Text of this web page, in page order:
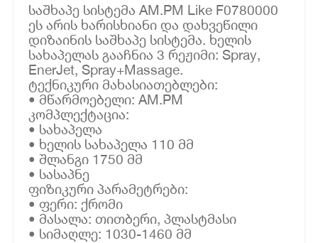
საშხაპე სისტემა AM.PM Like F0780000
ეს არის ხარისხიანი და დახვეწილი
დიზაინის საშხაპე სისტემა. ხელის
სახაპელას გააჩნია 3 რეჟიმი: Spray,
EnerJet, Spray+Massage.
ტექნიკური მახასიათებლები:
• მწარმოებელი: AM.PM
კომპლექტაცია:
• სახაპელა
• ხელის სახაპელა 110 მმ
• შლანგი 1750 მმ
• სასაპნე
ფიზიკური პარამეტრები:
• ფერი: ქრომი
• მასალა: თითბერი, პლასტმასი
• სიმაღლე: 1030-1460 მმ